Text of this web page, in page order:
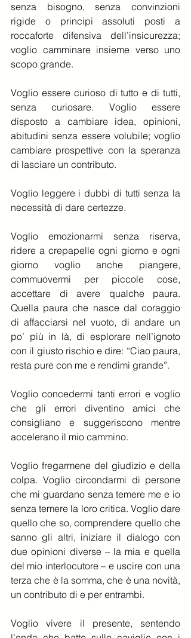
senza bisogno, senza convinzioni
rigide o principi assoluti posti a
roccaforte difensiva dell’insicurezza;
voglio camminare insieme verso uno
scopo grande.
Voglio essere curioso di tutto e di tutti,
senza curiosare. Voglio essere
disposto a cambiare idea, opinioni,
abitudini senza essere volubile; voglio
cambiare prospettive con la speranza
di lasciare un contributo.
Voglio leggere i dubbi di tutti senza la
necessità di dare certezze.
Voglio emozionarmi senza riserva,
ridere a crepapelle ogni giorno e ogni
giorno voglio anche piangere,
commuovermi per piccole cose,
accettare di avere qualche paura.
Quella paura che nasce dal coraggio
di affacciarsi nel vuoto, di andare un
po’ più in là, di esplorare nell’ignoto
con il giusto rischio e dire: “Ciao paura,
resta pure con me e rendimi grande”.
Voglio concedermi tanti errori e voglio
che gli errori diventino amici che
consigliano e suggeriscono mentre
accelerano il mio cammino.
Voglio fregarmene del giudizio e della
colpa. Voglio circondarmi di persone
che mi guardano senza temere me e io
senza temere la loro critica. Voglio dare
quello che so, comprendere quello che
sanno gli altri, iniziare il dialogo con
due opinioni diverse – la mia e quella
del mio interlocutore – e uscire con una
terza che è la somma, che è una novità,
un contributo di e per entrambi.
Voglio vivere il presente, sentendo